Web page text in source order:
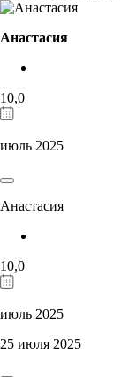
Анастасия
10,0
июль 2025
Анастасия
10,0
июль 2025
25 июля 2025